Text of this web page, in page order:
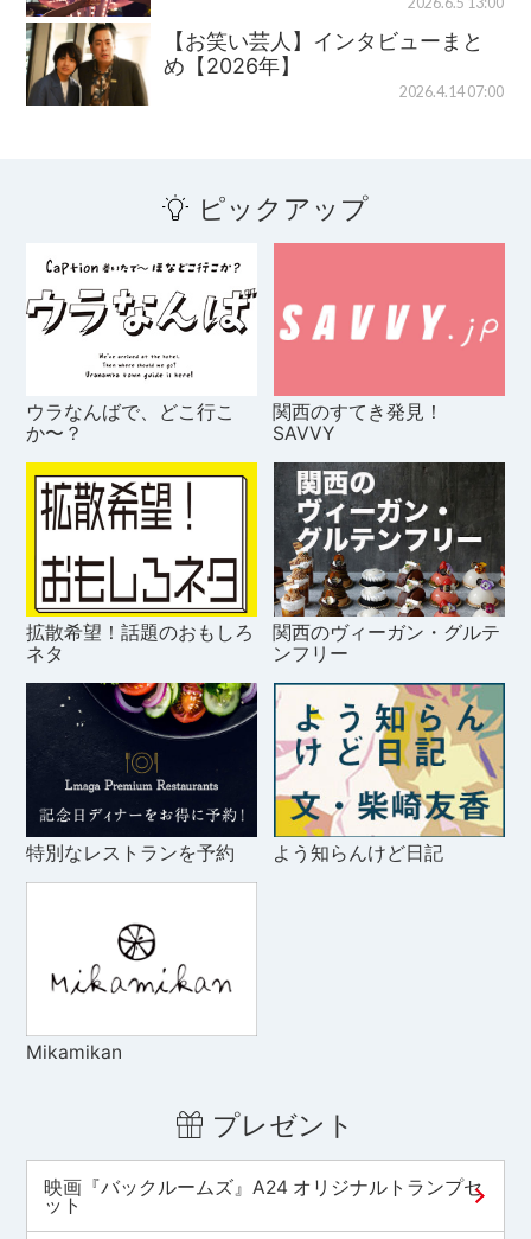
【お笑い芸人】インタビューまと
め【2026年】
2026.4.14 07:00
ピックアップ
ウラなんばで、どこ行こ
か〜？
関西のすてき発見！
SAVVY
拡散希望！話題のおもしろ
ネタ
関西のヴィーガン・グルテ
ンフリー
特別なレストランを予約 よう知らんけど日記
Mikamikan
プレゼント
映画『バックルームズ』A24 オリジナルトランプセ
ット